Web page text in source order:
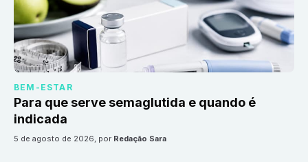
BEM-ESTAR
Para que serve semaglutida e quando é
indicada
5 de agosto de 2026, por Redação Sara